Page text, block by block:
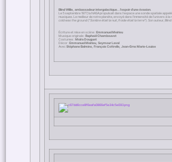
Blind Willie, ambassadeur intergalactique… l’espoir d’une évasion.
Le 5 septembre 1977, la NASA propulsait dans l’espace une sonde spatiale
musiques. Le meilleur de notre planète, envoyé dans l’immensité de l’univers
cold was the ground("Sombre était la nuit, froide était la terre"). Son auteur,
Écriture et mise en scène : Emmanuel Meirieu
Musique originale : Raphaël Chambouvet
Costumes : Moïra Douguet
Décor : Emmanuel Meirieu, Seymour Laval
AvecStéphane Balmino, François Cottrelle, Jean-Erns Marie-Louise